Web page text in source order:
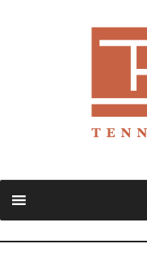
content